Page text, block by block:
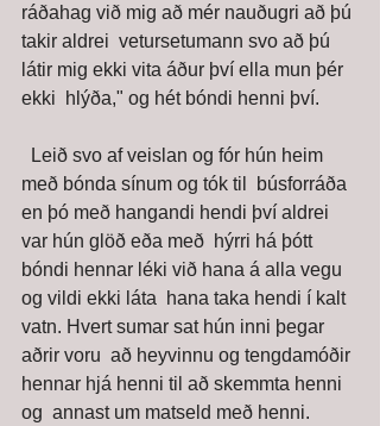
ráðahag við mig að mér nauðugri að þú
takir aldrei  vetursetumann svo að þú
látir mig ekki vita áður því ella mun þér
ekki  hlýða," og hét bóndi henni því.
með bónda sínum og tók til  búsforráða
en þó með hangandi hendi því aldrei
var hún glöð eða með  hýrri há þótt
bóndi hennar léki við hana á alla vegu
og vildi ekki láta  hana taka hendi í kalt
vatn. Hvert sumar sat hún inni þegar
aðrir voru  að heyvinnu og tengdamóðir
hennar hjá henni til að skemmta henni
og  annast um matseld með henni.